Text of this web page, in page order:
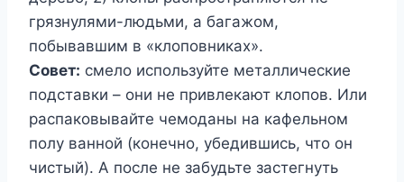
грязнулями-людьми, а багажом,
побывавшим в «клоповниках».
Совет: смело используйте металлические
подставки – они не привлекают клопов. Или
распаковывайте чемоданы на кафельном
полу ванной (конечно, убедившись, что он
чистый). А после не забудьте застегнуть